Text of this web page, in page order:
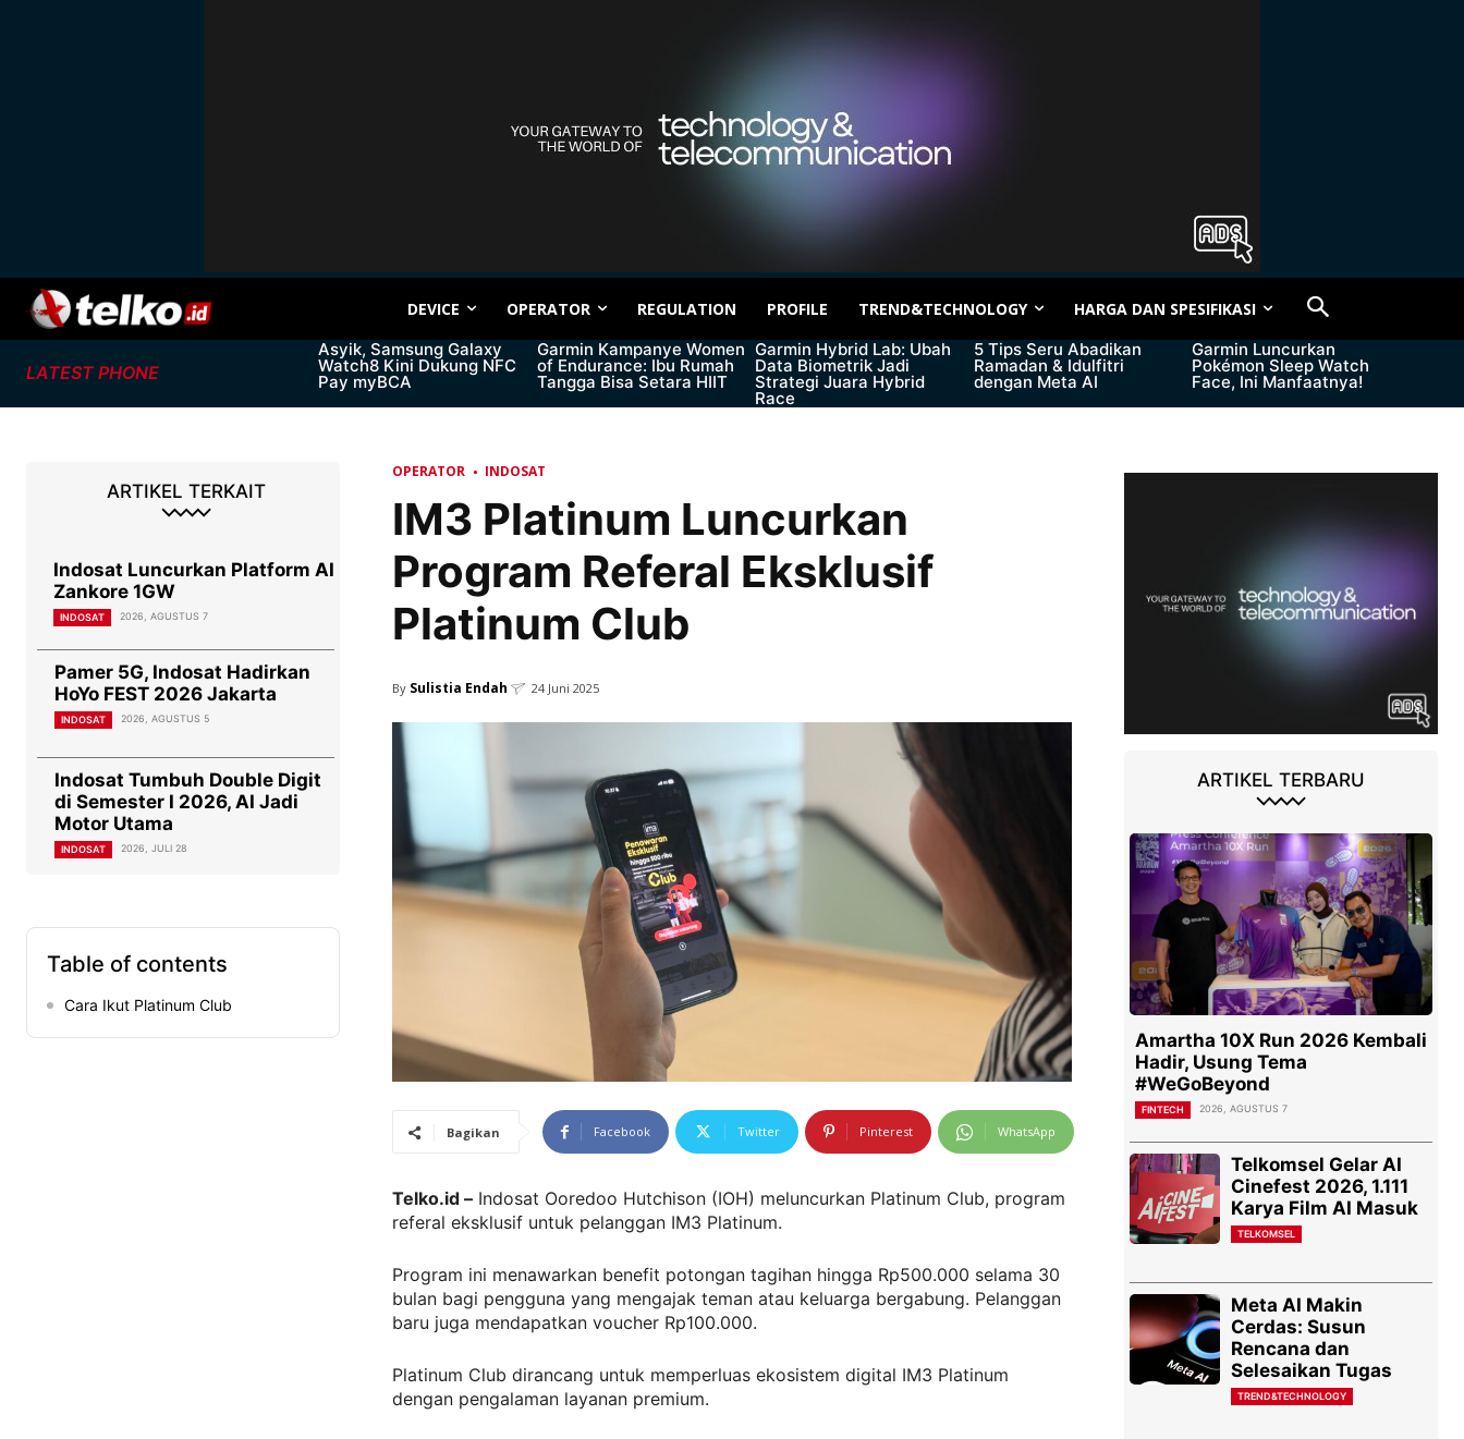
DEVICE OPERATOR REGULATION PROFILE TREND&TECHNOLOGY HARGA DAN SPESIFIKASI
LATEST PHONE
Asyik, Samsung Galaxy
Watch8 Kini Dukung NFC
Pay myBCA
Garmin Kampanye Women
of Endurance: Ibu Rumah
Tangga Bisa Setara HIIT
Garmin Hybrid Lab: Ubah
Data Biometrik Jadi
Strategi Juara Hybrid
Race
5 Tips Seru Abadikan
Ramadan & Idulfitri
dengan Meta AI
Garmin Luncurkan
Pokémon Sleep Watch
Face, Ini Manfaatnya!
ARTIKEL TERKAIT
Indosat Luncurkan Platform AI
Zankore 1GW
INDOSAT 2026, AGUSTUS 7
Pamer 5G, Indosat Hadirkan
HoYo FEST 2026 Jakarta
INDOSAT 2026, AGUSTUS 5
Indosat Tumbuh Double Digit
di Semester I 2026, AI Jadi
Motor Utama
INDOSAT 2026, JULI 28
Table of contents
Cara Ikut Platinum Club
OPERATOR INDOSAT
IM3 Platinum Luncurkan
Program Referal Eksklusif
Platinum Club
By Sulistia Endah 24 Juni 2025
Bagikan Facebook Twitter Pinterest WhatsApp
Telko.id – Indosat Ooredoo Hutchison (IOH) meluncurkan Platinum Club, program
referal eksklusif untuk pelanggan IM3 Platinum.
Program ini menawarkan benefit potongan tagihan hingga Rp500.000 selama 30
bulan bagi pengguna yang mengajak teman atau keluarga bergabung. Pelanggan
baru juga mendapatkan voucher Rp100.000.
Platinum Club dirancang untuk memperluas ekosistem digital IM3 Platinum
dengan pengalaman layanan premium.
ARTIKEL TERBARU
Amartha 10X Run 2026 Kembali
Hadir, Usung Tema
#WeGoBeyond
FINTECH 2026, AGUSTUS 7
Telkomsel Gelar AI
Cinefest 2026, 1.111
Karya Film AI Masuk
TELKOMSEL
Meta AI Makin
Cerdas: Susun
Rencana dan
Selesaikan Tugas
TREND&TECHNOLOGY